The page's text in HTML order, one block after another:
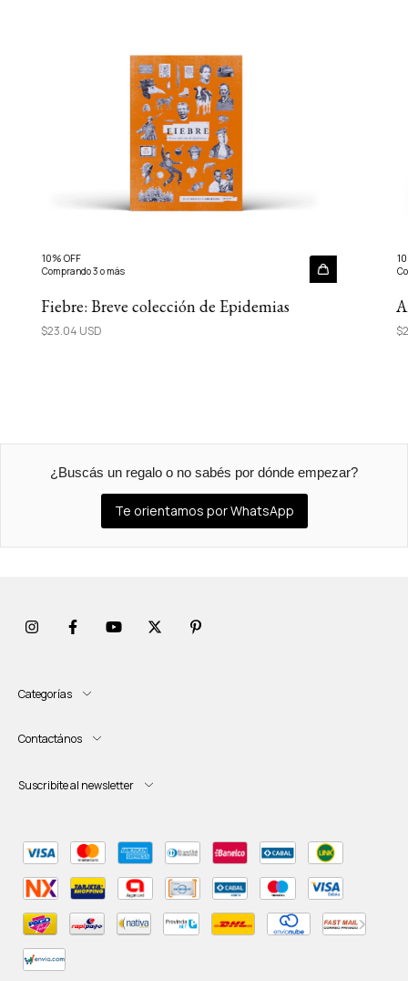
10% OFF
Comprando 3 o más
Fiebre: Breve colección de Epidemias
$23.04 USD
¿Buscás un regalo o no sabés por dónde empezar?
Te orientamos por WhatsApp
Categorías
Contactános
Suscribite al newsletter